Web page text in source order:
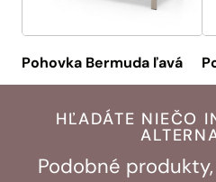
Pohovka Bermuda ľavá
HĽADÁTE NIEČO
Podobné